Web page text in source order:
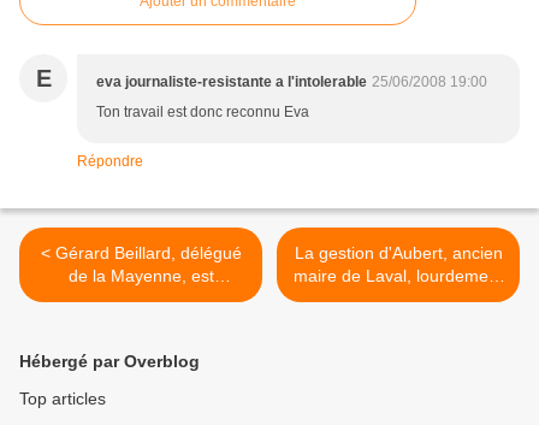
E eva journaliste-resistante a l'intolerable 25/06/2008 19:00
Ton travail est donc reconnu Eva
Répondre
< Gérard Beillard, délégué
de la Mayenne, est
intervenu au congrès MRC
La gestion d'Aubert, ancien
maire de Laval, lourdement
mise en cause >
Hébergé par Overblog
Top articles